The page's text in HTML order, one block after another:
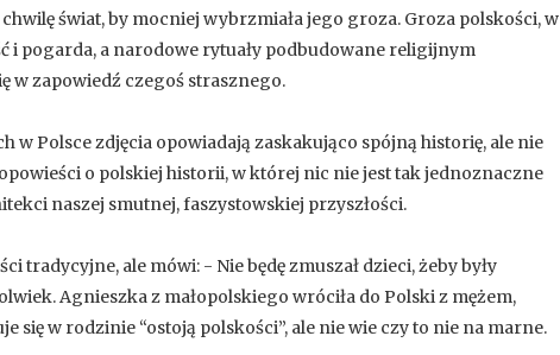
świat, by mocniej wybrzmiała jego groza. Groza polskości, w
i pogarda, a narodowe rytuały podbudowane religijnym
w zapowiedź czegoś strasznego.
w Polsce zdjęcia opowiadają zaskakująco spójną historię, ale nie
o polskiej historii, w której nic nie jest tak jednoznaczne
naszej smutnej, faszystowskiej przyszłości.
tradycyjne, ale mówi: - Nie będę zmuszał dzieci, żeby były
Agnieszka z małopolskiego wróciła do Polski z mężem,
się w rodzinie “ostoją polskości”, ale nie wie czy to nie na marne.